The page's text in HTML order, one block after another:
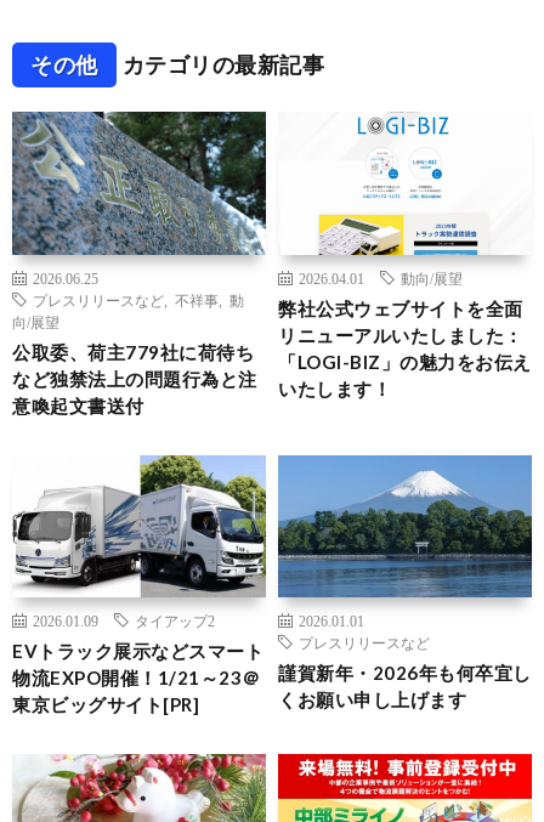
その他 カテゴリの最新記事
2026.06.25
プレスリリースなど
不祥事
動
向/展望
公取委、荷主779社に荷待ち
など独禁法上の問題行為と注
意喚起文書送付
2026.04.01 動向/展望
弊社公式ウェブサイトを全面
リニューアルいたしました：
「LOGI-BIZ」の魅力をお伝え
いたします！
2026.01.09 タイアップ2
EVトラック展示などスマート
物流EXPO開催！1/21～23＠
東京ビッグサイト[PR]
2026.01.01
プレスリリースなど
謹賀新年・2026年も何卒宜し
くお願い申し上げます